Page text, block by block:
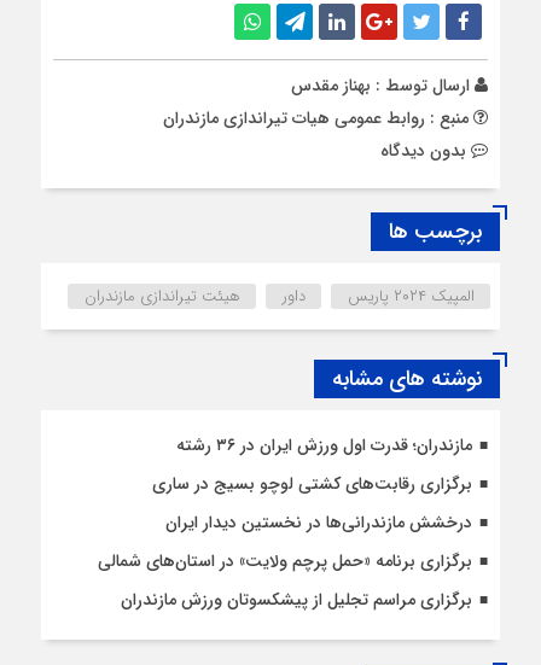
ارسال توسط : بهناز مقدس
منبع : روابط عمومی هیات تیراندازی مازندران
بدون دیدگاه
برچسب ها
المپیک ۲۰۲۴ پاریس داور هیئت تیراندازی مازندران
نوشته های مشابه
مازندران؛ قدرت اول ورزش ایران در ۳۶ رشته
برگزاری رقابت‌های کشتی لوچو بسیج در ساری
درخشش مازندرانی‌ها در نخستین دیدار ایران
برگزاری برنامه «حمل پرچم ولایت» در استان‌های شمالی
برگزاری مراسم تجلیل از پیشکسوتان ورزش مازندران